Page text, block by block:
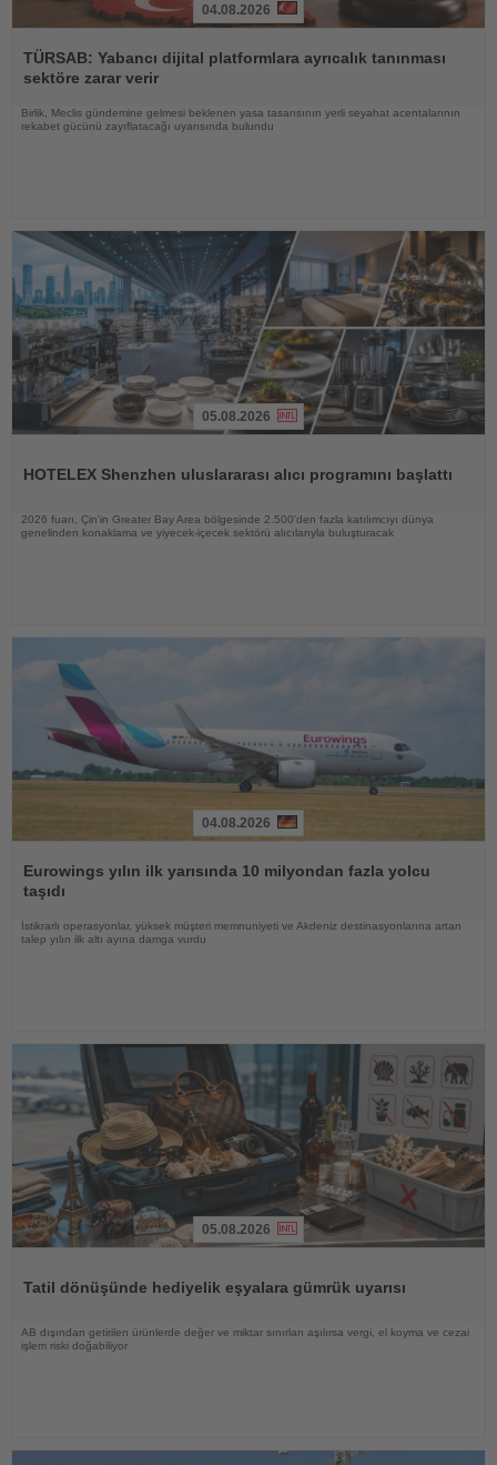
Oku
04.08.2026
TÜRSAB: Yabancı dijital platformlara ayrıcalık tanınması
sektöre zarar verir
Birlik, Meclis gündemine gelmesi beklenen yasa tasarısının yerli seyahat acentalarının
rekabet gücünü zayıflatacağı uyarısında bulundu
05.08.2026
HOTELEX Shenzhen uluslararası alıcı programını başlattı
2026 fuarı, Çin'in Greater Bay Area bölgesinde 2.500'den fazla katılımcıyı dünya
genelinden konaklama ve yiyecek-içecek sektörü alıcılarıyla buluşturacak
Oku
04.08.2026
Eurowings yılın ilk yarısında 10 milyondan fazla yolcu
taşıdı
İstikrarlı operasyonlar, yüksek müşteri memnuniyeti ve Akdeniz destinasyonlarına artan
talep yılın ilk altı ayına damga vurdu
05.08.2026
Tatil dönüşünde hediyelik eşyalara gümrük uyarısı
AB dışından getirilen ürünlerde değer ve miktar sınırları aşılırsa vergi, el koyma ve cezai
işlem riski doğabiliyor